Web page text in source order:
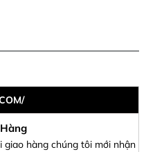
giao hàng chúng tôi mới nhận